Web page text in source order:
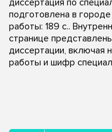
подготовлена в
работы: 189 с..
странице
диссертации, включая
работы и шифр